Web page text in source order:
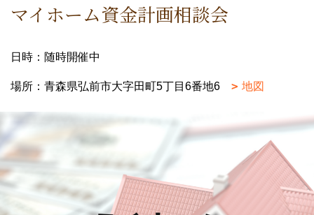
マイホーム資金計画相談会
日時：随時開催中
場所：青森県弘前市大字田町5丁目6番地6 地図